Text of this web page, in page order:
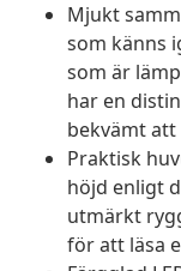
Mjukt
som känns
som är
har en
bekvämt
Praktisk
höjd enligt
utmärkt
för att läsa